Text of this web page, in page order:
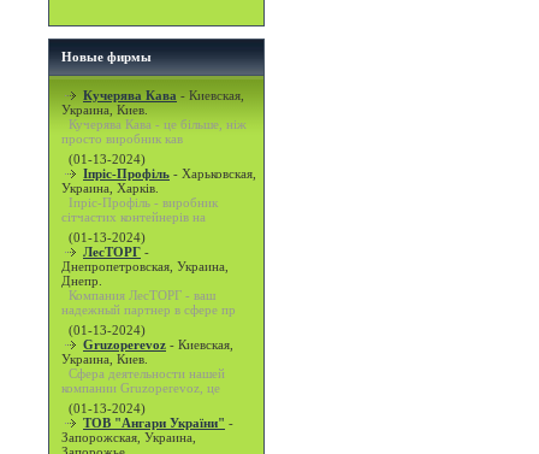
Новые фирмы
Кучерява Кава - Киевская,
Украина, Киев.
Кучерява Кава - це більше, ніж
просто виробник кав
(01-13-2024)
Іпріс-Профіль - Харьковская,
Украина, Харків.
Іпріс-Профіль - виробник
сітчастих контейнерів на
(01-13-2024)
ЛесТОРГ -
Днепропетровская, Украина,
Днепр.
Компания ЛесТОРГ - ваш
надежный партнер в сфере пр
(01-13-2024)
Gruzoperevoz - Киевская,
Украина, Киев.
Сфера деятельности нашей
компании Gruzoperevoz, це
(01-13-2024)
ТОВ "Ангари України" -
Запорожская, Украина,